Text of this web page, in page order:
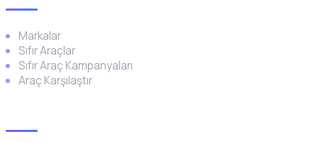
Markalar
Sıfır Araçlar
Sıfır Araç Kampanyaları
Araç Karşılaştır